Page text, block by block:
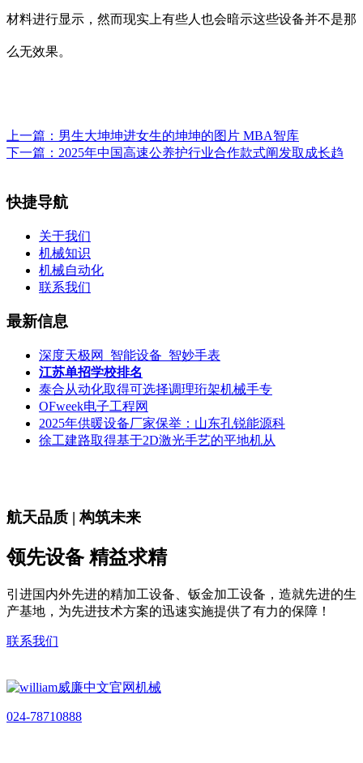
材料进行显示，然而现实上有些人也会暗示这些设备并不是那
么无效果。
上一篇： 男生大坤坤进女生的坤坤的图片 MBA智库
下一篇： 2025年中国高速公养护行业合作款式阐发取成长趋
快捷导航
关于我们
机械知识
机械自动化
联系我们
最新信息
深度天极网_智能设备_智妙手表
江苏单招学校排名
泰合从动化取得可选择调理珩架机械手专
OFweek电子工程网
2025年供暖设备厂家保举：山东孔锐能源科
徐工建路取得基于2D激光手艺的平地机从
航天品质 | 构筑未来
领先设备 精益求精
引进国内外先进的精加工设备、钣金加工设备，造就先进的生
产基地，为先进技术方案的迅速实施提供了有力的保障！
联系我们
024-78710888